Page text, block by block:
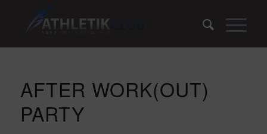
AFTER WORK(OUT)
PARTY